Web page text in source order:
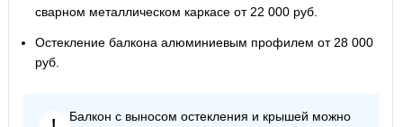
сварном металлическом каркасе от 22 000 руб.
Остекление балкона алюминиевым профилем от 28 000
руб.
Балкон с выносом остекления и крышей можно